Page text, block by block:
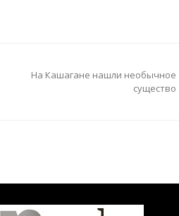
На Кашагане нашли необычное
существо